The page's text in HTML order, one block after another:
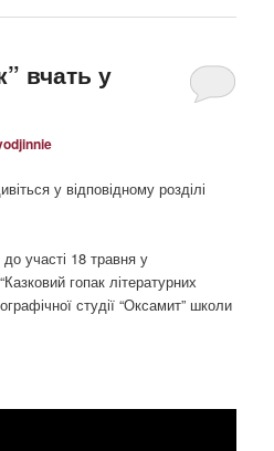
вчать у
у відповідному розділі
участі 18 травня у
гопак літературних
студії “Оксамит” школи